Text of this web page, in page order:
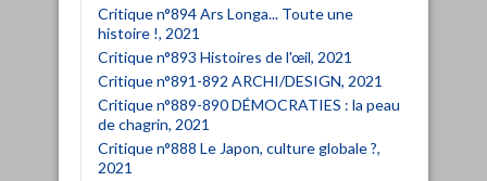
Critique n°894 Ars Longa... Toute une
histoire !, 2021
Critique n°893 Histoires de l'œil, 2021
Critique n°891-892 ARCHI/DESIGN, 2021
Critique n°889-890 DÉMOCRATIES : la peau
de chagrin, 2021
Critique n°888 Le Japon, culture globale ?,
2021